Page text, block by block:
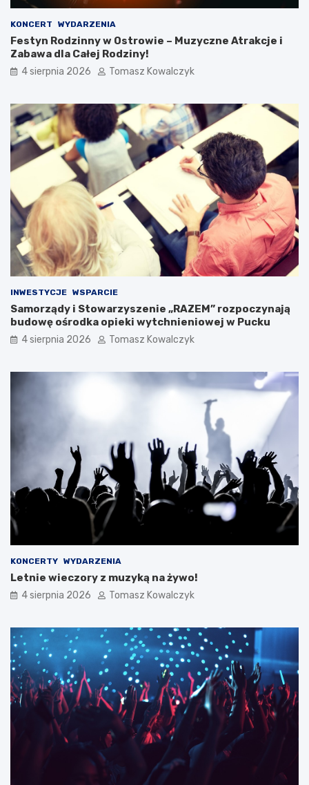
KONCERT WYDARZENIA
Festyn Rodzinny w Ostrowie – Muzyczne Atrakcje i
Zabawa dla Całej Rodziny!
4 sierpnia 2026 Tomasz Kowalczyk
INWESTYCJE WSPARCIE
Samorządy i Stowarzyszenie „RAZEM” rozpoczynają
budowę ośrodka opieki wytchnieniowej w Pucku
4 sierpnia 2026 Tomasz Kowalczyk
KONCERTY WYDARZENIA
Letnie wieczory z muzyką na żywo!
4 sierpnia 2026 Tomasz Kowalczyk